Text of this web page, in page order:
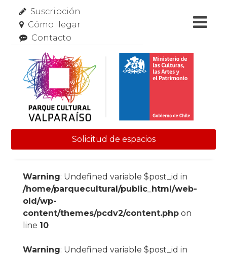
Suscripción
Cómo llegar
Contacto
Solicitud de espacios
Warning: Undefined variable $post_id in
/home/parquecultural/public_html/web-
old/wp-
content/themes/pcdv2/content.phpon
line 10
Warning: Undefined variable $post_id in